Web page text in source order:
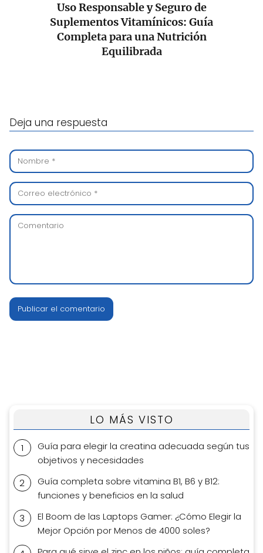
Uso Responsable y Seguro de
Suplementos Vitamínicos: Guía
Completa para una Nutrición
Equilibrada
Deja una respuesta
LO MÁS VISTO
Guía para elegir la creatina adecuada según tus
objetivos y necesidades
Guía completa sobre vitamina B1, B6 y B12:
funciones y beneficios en la salud
El Boom de las Laptops Gamer: ¿Cómo Elegir la
Mejor Opción por Menos de 4000 soles?